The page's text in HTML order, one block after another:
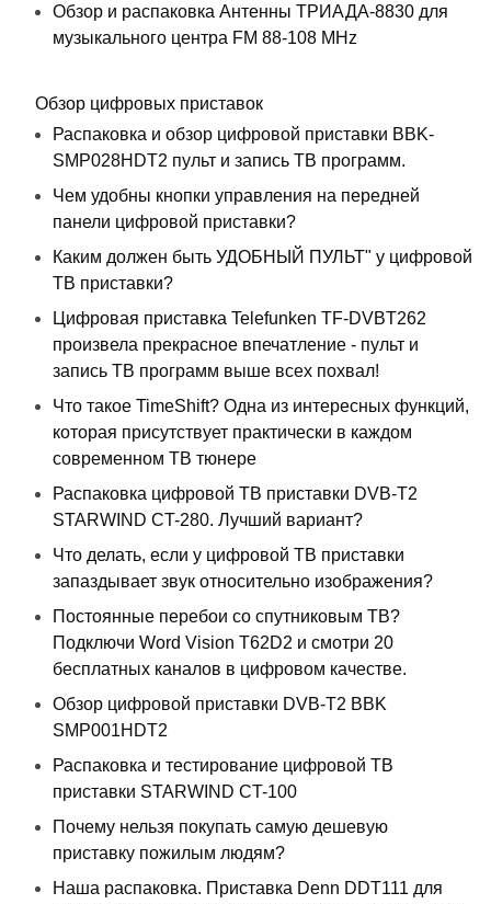
Обзор и распаковка Антенны ТРИАДА-8830 для
музыкального центра FM 88-108 MHz
Обзор цифровых приставок
Распаковка и обзор цифровой приставки BBK-
SMP028HDT2 пульт и запись ТВ программ.
Чем удобны кнопки управления на передней
панели цифровой приставки?
Каким должен быть УДОБНЫЙ ПУЛЬТ" у цифровой
ТВ приставки?
Цифровая приставка Telefunken TF-DVBT262
произвела прекрасное впечатление - пульт и
запись ТВ программ выше всех похвал!
Что такое TimeShift? Одна из интересных функций,
которая присутствует практически в каждом
современном ТВ тюнере
Распаковка цифровой ТВ приставки DVB-T2
STARWIND CT-280. Лучший вариант?
Что делать, если у цифровой ТВ приставки
запаздывает звук относительно изображения?
Постоянные перебои со спутниковым ТВ?
Подключи Word Vision T62D2 и смотри 20
бесплатных каналов в цифровом качестве.
Обзор цифровой приставки DVB-T2 BBK
SMP001HDT2
Распаковка и тестирование цифровой ТВ
приставки STARWIND CT-100
Почему нельзя покупать самую дешевую
приставку пожилым людям?
Наша распаковка. Приставка Denn DDT111 для